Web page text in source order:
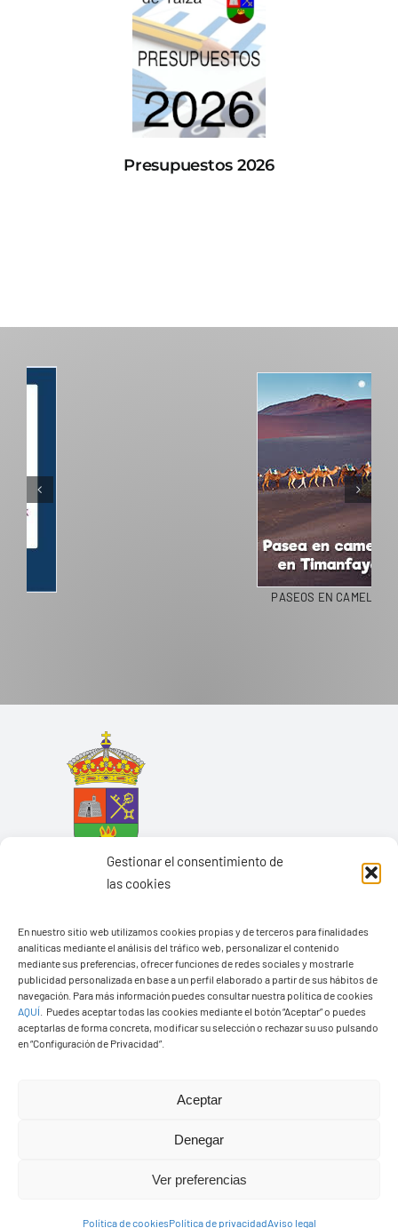
Gestionar el consentimiento de
las cookies
En nuestro sitio web utilizamos cookies propias y de terceros para finalidades
analíticas mediante el análisis del tráfico web, personalizar el contenido
mediante sus preferencias, ofrecer funciones de redes sociales y mostrarle
publicidad personalizada en base a un perfil elaborado a partir de sus hábitos de
navegación. Para más información puedes consultar nuestra política de cookies
AQUÍ
Puedes aceptar todas las cookies mediante el botón “Aceptar” o puedes
aceptarlas de forma concreta, modificar su selección o rechazar su uso pulsando
en “Configuración de Privacidad”.
Aceptar
Denegar
Ver preferencias
Política de cookiesPolítica de privacidadAviso legal
Presupuestos 2026
Ayuntamiento de Yaiza
Pza. de Los Remedios, 1
35570 – Yaiza
Tel:928 83 62 20
derechos reservads